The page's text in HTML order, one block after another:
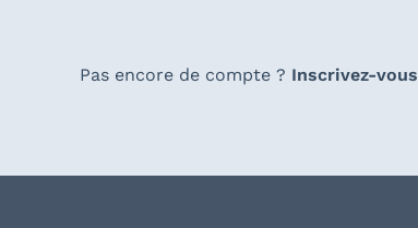
Pas encore de compte ? Inscrivez-vous